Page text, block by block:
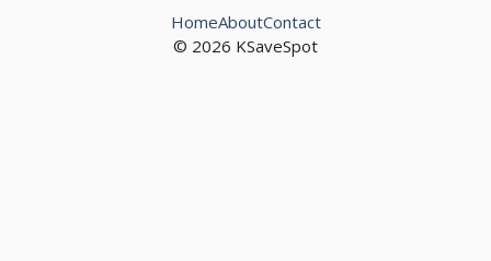
© 2026 KSaveSpot
HomeAboutContact